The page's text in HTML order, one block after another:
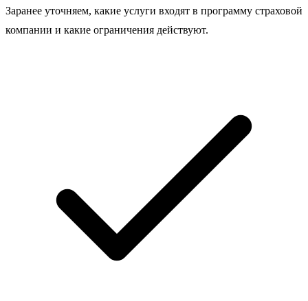
Заранее уточняем, какие услуги входят в программу страховой
компании и какие ограничения действуют.